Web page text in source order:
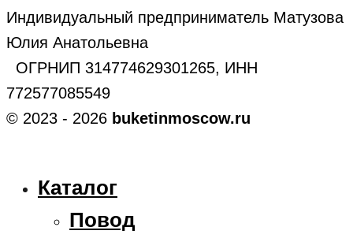
Индивидуальный предприниматель Матузова
Юлия Анатольевна
ОГРНИП 314774629301265, ИНН
772577085549
© 2023 - 2026 buketinmoscow.ru
Каталог
Повод